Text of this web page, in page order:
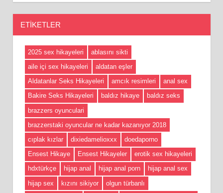
ETIKETLER
2025 sex hikayeleri
ablasını sikti
aile içi sex hikayeleri
aldatan eşler
Aldatanlar Seks Hikayeleri
amcık resimleri
anal sex
Bakire Seks Hikayeleri
baldız hikaye
baldız seks
brazzers oyunculari
brazzerstaki oyuncular ne kadar kazanıyor 2018
cıplak kızlar
dixiedamelioxxx
doedaporno
Ensest Hikaye
Ensest Hikayeler
erotik sex hikayeleri
hdxtürkçe
hijap anal hijap anal porn
hijap anal sex
hijap sex
kızını sikiyor
olgun türbanlı